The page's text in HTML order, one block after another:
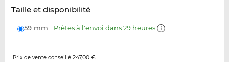
Taille et disponibilité
59 mm Prêtes à l'envoi dans 29 heures
Prix de vente conseillé 247,00 €